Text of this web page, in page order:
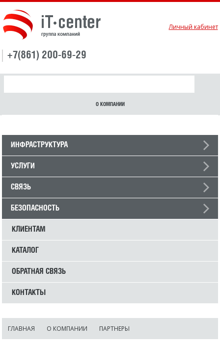
Личный кабинет
+7(861) 200-69-29
О КОМПАНИИ
ИНФРАСТРУКТУРА
УСЛУГИ
СВЯЗЬ
БЕЗОПАСНОСТЬ
КЛИЕНТАМ
КАТАЛОГ
ОБРАТНАЯ СВЯЗЬ
КОНТАКТЫ
ГЛАВНАЯ О КОМПАНИИ ПАРТНЕРЫ